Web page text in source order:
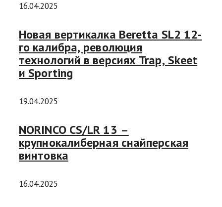
16.04.2025
Новая вертикалка Beretta SL2 12-
го калибра, революция
технологий в версиях Trap, Skeet
и Sporting
19.04.2025
NORINCO CS/LR 13 –
крупнокалиберная снайперская
винтовка
16.04.2025